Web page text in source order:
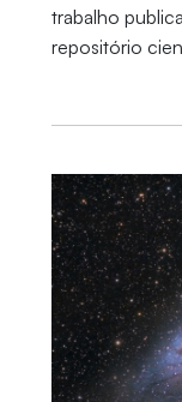
trabalho
repositório